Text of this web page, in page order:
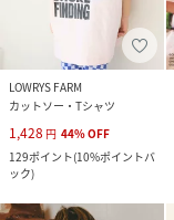
LOWRYS FARM
カットソー・Tシャツ
1,428 円 44%OFF
129ポイント(10%ポイントバ
ック)